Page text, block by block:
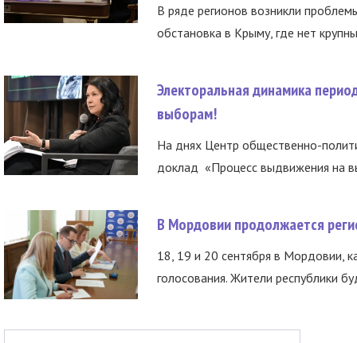
В ряде регионов возникли
обстановка в Крыму, где нет
Электоральная динамика
выборам!
На днях Центр общественно-
доклад «Процесс выдвижения на
В Мордовии продолжается
18, 19 и 20 сентября в Мордовии,
голосования. Жители республики